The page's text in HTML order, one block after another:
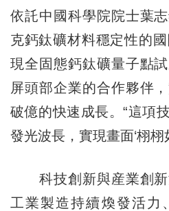
依託中國科學院院士葉
克鈣鈦礦材料穩定性的
現全固態鈣鈦礦量子點
屏頭部企業的合作夥伴
破億的快速成長。“這項
發光波長，實現畫面‘栩栩
科技創新與産業創新
工業製造持續煥發活力